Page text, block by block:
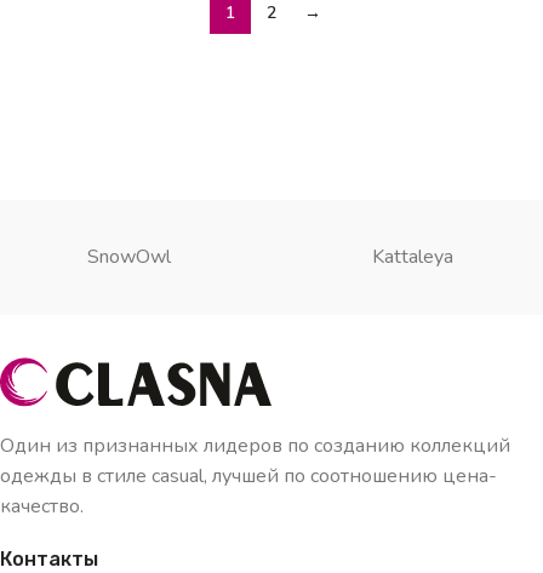
1 2 →
SnowOwl Kattaleya
Один из признанных лидеров по созданию коллекций
одежды в стиле casual, лучшей по соотношению цена-
качество.
Контакты